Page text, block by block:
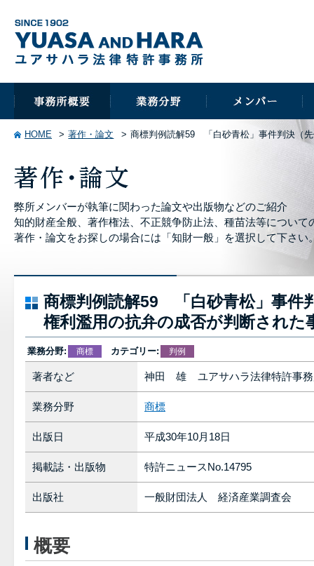
HOME 著作・論文 商標判例読解59 「白砂青松」事件判決（
弊所メンバーが執筆に関わった論文や出版物などのご紹介
知的財産全般、著作権法、不正競争防止法、種苗法等について
著作・論文をお探しの場合には「知財一般」を選択して下さい
商標判例読解59 「白砂青松」事件
権利濫用の抗弁の成否が判断された
業務分野: 商標 カテゴリー: 判例
著者など 神田 雄 ユアサハラ法律特許事務
業務分野 商標
出版日 平成30年10月18日
掲載誌・出版物 特許ニュースNo.14795
出版社 一般財団法人 経済産業調査会
概要